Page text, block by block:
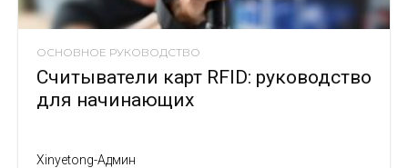
ОСНОВНОЕ РУКОВОДСТВО
Считыватели карт RFID: руководство
для начинающих
Xinyetong-Админ